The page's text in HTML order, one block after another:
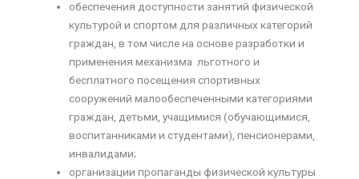
обеспечения доступности занятий физической
культурой и спортом для различных категорий
граждан, в том числе на основе разработки и
применения механизма льготного и
бесплатного посещения спортивных
сооружений малообеспеченными категориями
граждан, детьми, учащимися (обучающимися,
воспитанниками и студентами), пенсионерами,
инвалидами;
организации пропаганды физической культуры